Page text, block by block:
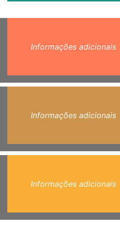
Informações adicionais
Informações adicionais
Informações adicionais